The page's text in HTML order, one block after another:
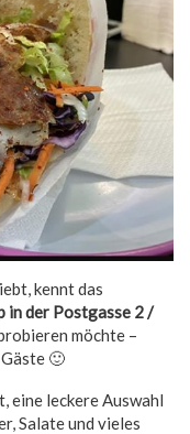
kennt das
in der Postgasse 2 /
möchte –
🙂
eine leckere Auswahl
Salate und vieles